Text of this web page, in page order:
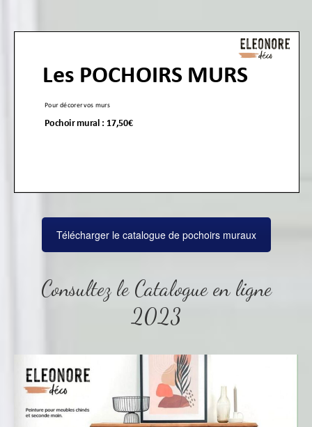
Télécharger le catalogue de pochoirs muraux
Consultez le Catalogue en ligne
2023